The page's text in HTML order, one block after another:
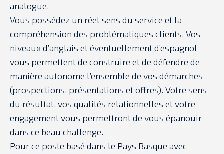
analogue.
Vous possédez un réel sens du service et la
compréhension des problématiques clients. Vos
niveaux d’anglais et éventuellement d’espagnol
vous permettent de construire et de défendre de
manière autonome l’ensemble de vos démarches
(prospections, présentations et offres). Votre sens
du résultat, vos qualités relationnelles et votre
engagement vous permettront de vous épanouir
dans ce beau challenge.
Pour ce poste basé dans le Pays Basque avec